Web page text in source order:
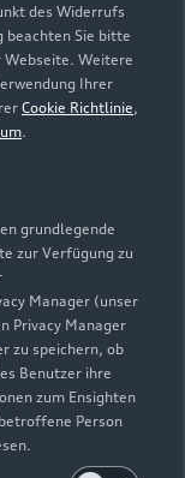
des Widerrufs
beachten Sie bitte
Webseite. Weitere
Ihrer
Cookie Richtlinie,
.
grundlegende
zur Verfügung zu
Manager (unser
Privacy Manager
zu speichern, ob
Benutzer ihre
zum Ensighten
Person
07:00
nach oben